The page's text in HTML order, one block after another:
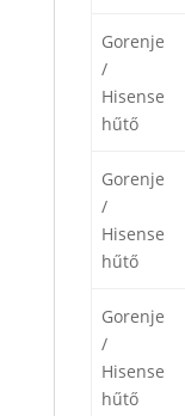
Gorenje
/
Hisense
hűtő
Gorenje
/
Hisense
hűtő
Gorenje
/
Hisense
hűtő